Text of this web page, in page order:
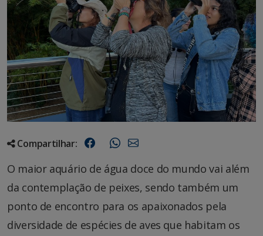
Compartilhar:
O maior aquário de água doce do mundo vai além
da contemplação de peixes, sendo também um
ponto de encontro para os apaixonados pela
diversidade de espécies de aves que habitam os